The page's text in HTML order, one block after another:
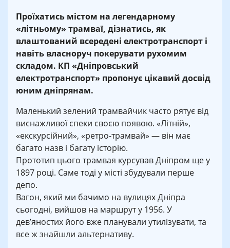
Проїхатись містом на легендарному
«літньому» трамваї, дізнатись, як
влаштований всередені електротранспорт і
навіть власноруч покерувати рухомим
складом. КП «Дніпровський
електротранспорт» пропонує цікавий досвід
юним дніпрянам.
Маленький зелений трамвайчик часто рятує від
виснажливої спеки своєю появою. «Літній»,
«екскурсійний», «ретро-трамвай» — він має
багато назв і багату історію.
Прототип цього трамвая курсував Дніпром ще у
1897 році. Саме тоді у місті збудували перше
депо.
Вагон, який ми бачимо на вулицях Дніпра
сьогодні, вийшов на маршрут у 1956. У
дев’яностих його вже планували утилізувати, та
все ж знайшли альтернативу.